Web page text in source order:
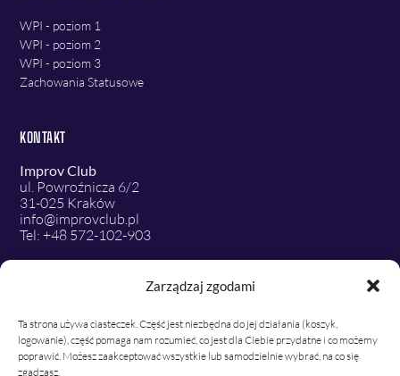
Zarządzaj zgodami
Ta strona używa ciasteczek. Część jest niezbędna do jej działania (koszyk,
logowanie), część pomaga nam rozumieć, co jest dla Ciebie przydatne i co możemy
poprawić. Możesz zaakceptować wszystkie lub samodzielnie wybrać, na co się
zgadzasz.
WPI - poziom 1
WPI - poziom 2
WPI - poziom 3
Zachowania Statusowe
KONTAKT
Improv Club
ul. Powroźnicza 6/2
31-025 Kraków
info@improvclub.pl
Tel: +48 572-102-903